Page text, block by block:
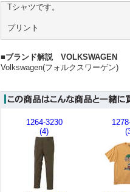
Tシャツです。
プリント
■ブランド解説 VOLKSWAGEN
Volkswagen(フォルクスワーゲン)
1264-3230
(4)